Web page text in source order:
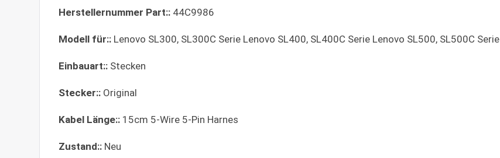
Herstellernummer Part:: 44C9986
Modell für:: Lenovo SL300, SL300C Serie Lenovo SL400, SL400C Serie Lenovo SL500, SL500C Serie
Einbauart:: Stecken
Stecker:: Original
Kabel Länge:: 15cm 5-Wire 5-Pin Harnes
Zustand:: Neu